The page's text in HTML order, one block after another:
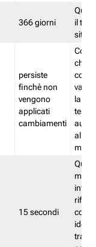
366 giorni
il
sito
persiste
finchè non
vengono
applicati
cambiamenti
che
la
test.
15 secondi